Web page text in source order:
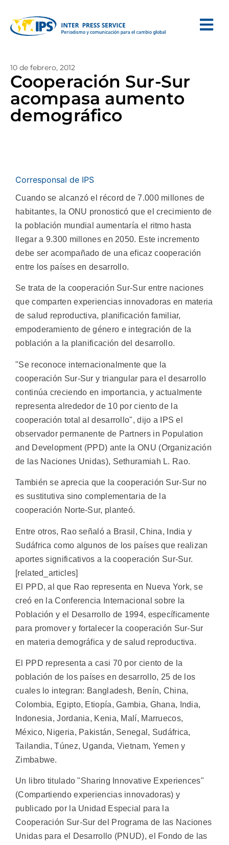
10 de febrero, 2012
Cooperación Sur-Sur
acompasa aumento
demográfico
Corresponsal de IPS
Cuando se alcanzó el récord de 7.000 millones de
habitantes, la ONU pronosticó que el crecimiento de
la población mundial aumentaría el ritmo hasta
llegar a 9.300 millones en 2050. Este incremento
debe ser acompañado de una eficaz cooperación
entre los países en desarrollo.
Se trata de la cooperación Sur-Sur entre naciones
que comparten experiencias innovadoras en materia
de salud reproductiva, planificación familiar,
empoderamiento de género e integración de la
población a la planificación del desarrollo.
"Se reconoce internacionalmente que la
cooperación Sur-Sur y triangular para el desarrollo
continúa creciendo en importancia, y actualmente
representa alrededor de 10 por ciento de la
cooperación total al desarrollo", dijo a IPS el
observador permanente de Partners in Population
and Development (PPD) ante la ONU (Organización
de las Naciones Unidas), Sethuramiah L. Rao.
También se aprecia que la cooperación Sur-Sur no
es sustitutiva sino complementaria de la
cooperación Norte-Sur, planteó.
Entre otros, Rao señaló a Brasil, China, India y
Sudáfrica como algunos de los países que realizan
aportes significativos a la cooperación Sur-Sur.
[related_articles]
El PPD, al que Rao representa en Nueva York, se
creó en la Conferencia Internacional sobre la
Población y el Desarrollo de 1994, específicamente
para promover y fortalecer la cooperación Sur-Sur
en materia demográfica y de salud reproductiva.
El PPD representa a casi 70 por ciento de la
población de los países en desarrollo, 25 de los
cuales lo integran: Bangladesh, Benín, China,
Colombia, Egipto, Etiopía, Gambia, Ghana, India,
Indonesia, Jordania, Kenia, Malí, Marruecos,
México, Nigeria, Pakistán, Senegal, Sudáfrica,
Tailandia, Túnez, Uganda, Vietnam, Yemen y
Zimbabwe.
Un libro titulado "Sharing Innovative Experiences"
(Compartiendo experiencias innovadoras) y
publicado por la Unidad Especial para la
Cooperación Sur-Sur del Programa de las Naciones
Unidas para el Desarrollo (PNUD), el Fondo de las